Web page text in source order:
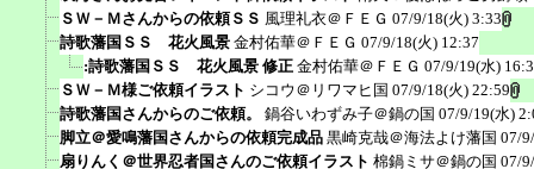
ＳＷ－Ｍさんからの依頼ＳＳ 風理礼衣＠ＦＥＧ 07/9/18(火) 3:33
詩歌藩国ＳＳ 花火風景 金村佑華＠ＦＥＧ 07/9/18(火) 12:37
:詩歌藩国ＳＳ 花火風景 修正 金村佑華＠ＦＥＧ 07/9/19(水)
ＳＷ－Ｍ様ご依頼イラスト シコウ＠リワマヒ国 07/9/18(火) 22:59
詩歌藩国さんからのご依頼。
鍋谷いわずみ子＠鍋の国 07/9/19(水)
脚立＠愛鳴藩国さんからの依頼完成品 黒崎克哉＠海法よけ藩国 07/
扇りんく＠世界忍者国さんのご依頼イラスト 棉鍋ミサ＠鍋の国 07/